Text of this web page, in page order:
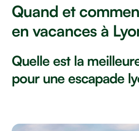
Quand et
en vacances à
Quelle est la
pour une escapade